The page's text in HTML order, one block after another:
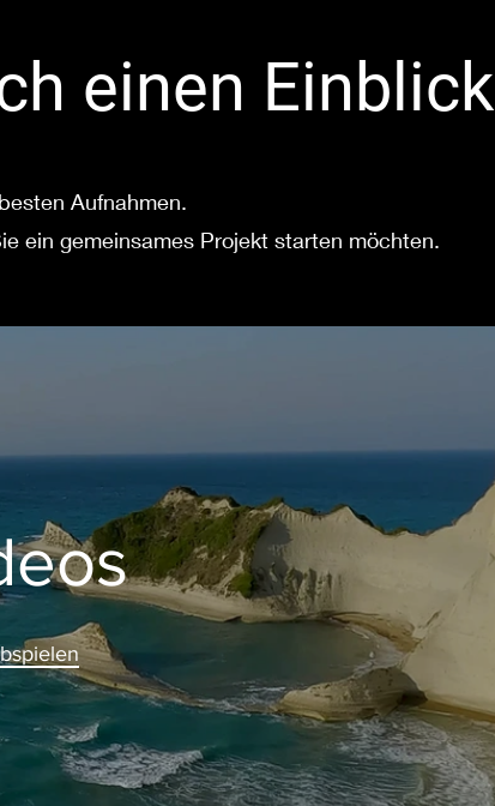
einen Einblick
Aufnahmen.
ein gemeinsames Projekt starten möchten.